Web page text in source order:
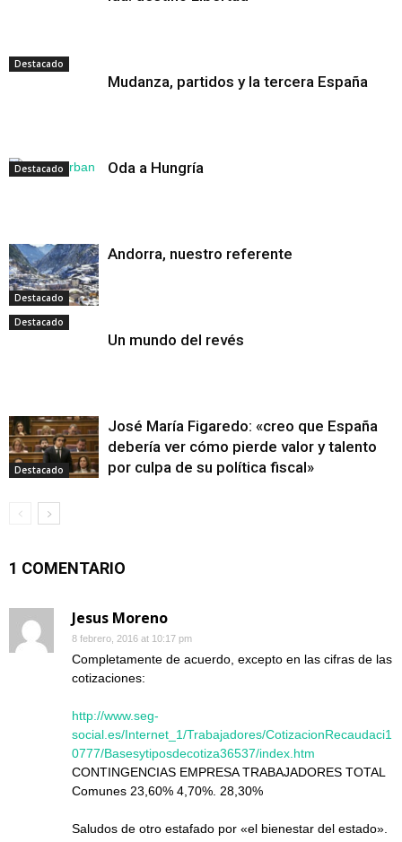
Destacado
Mudanza, partidos y la tercera España
Destacado Oda a Hungría
Destacado
Andorra, nuestro referente
Destacado
Un mundo del revés
Destacado
José María Figaredo: «creo que España
debería ver cómo pierde valor y talento
por culpa de su política fiscal»
1 COMENTARIO
Jesus Moreno
8 febrero, 2016 at 10:17 pm
Completamente de acuerdo, excepto en las cifras de las
cotizaciones:
http://www.seg-
social.es/Internet_1/Trabajadores/CotizacionRecaudaci1
0777/Basesytiposdecotiza36537/index.htm
CONTINGENCIAS EMPRESA TRABAJADORES TOTAL
Comunes 23,60% 4,70%. 28,30%
Saludos de otro estafado por «el bienestar del estado».